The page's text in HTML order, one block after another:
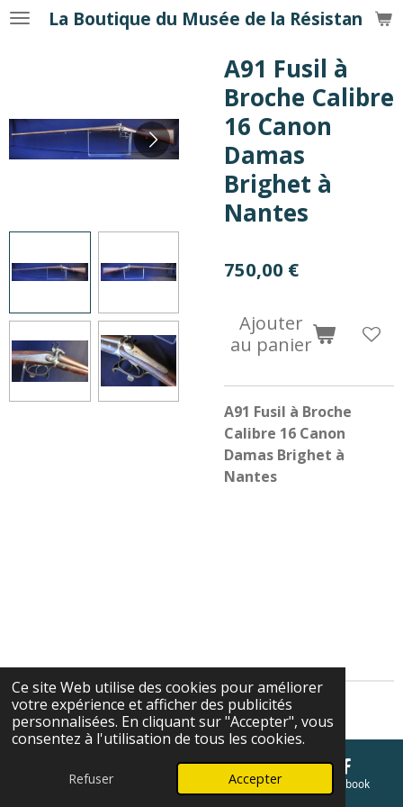
Ce site Web utilise des cookies pour améliorer
votre expérience et afficher des publicités
personnalisées. En cliquant sur "Accepter", vous
consentez à l'utilisation de tous les cookies.
Refuser Accepter
PasserLa Boutique du Musée de la Résistance
A91 Fusil à
Broche Calibre
16 Canon
Damas
Brighet à
Nantes
750,00 €
Ajouter
au panier
A91 Fusil à Broche
Calibre 16 Canon
Damas Brighet à
Nantes
Cgv
E-mail Carte Facebook